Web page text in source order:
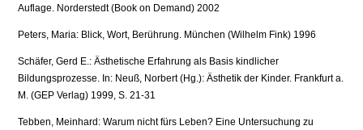
Auflage. Norderstedt (Book on Demand) 2002
Peters, Maria: Blick, Wort, Berührung. München (Wilhelm Fink) 1996
Schäfer, Gerd E.: Ästhetische Erfahrung als Basis kindlicher
Bildungsprozesse. In: Neuß, Norbert (Hg.): Ästhetik der Kinder. Frankfurt a.
M. (GEP Verlag) 1999, S. 21-31
Tebben, Meinhard: Warum nicht fürs Leben? Eine Untersuchung zu